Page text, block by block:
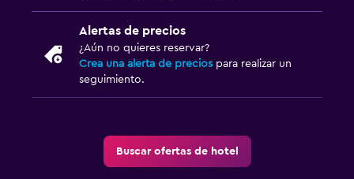
Alertas de precios
¿Aún no quieres reservar?
Crea una alerta de precios para realizar un
seguimiento.
Buscar ofertas de hotel